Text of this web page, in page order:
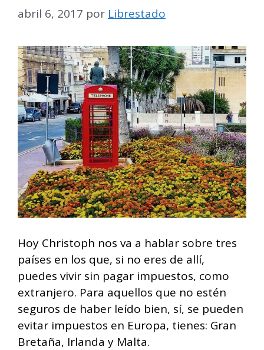
abril 6, 2017 por Librestado
Hoy Christoph nos va a hablar sobre tres
países en los que, si no eres de allí,
puedes vivir sin pagar impuestos, como
extranjero. Para aquellos que no estén
seguros de haber leído bien, sí, se pueden
evitar impuestos en Europa, tienes: Gran
Bretaña, Irlanda y Malta.